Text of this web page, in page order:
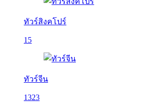
ทัวร์สิงคโปร์
15
ทัวร์จีน
1323